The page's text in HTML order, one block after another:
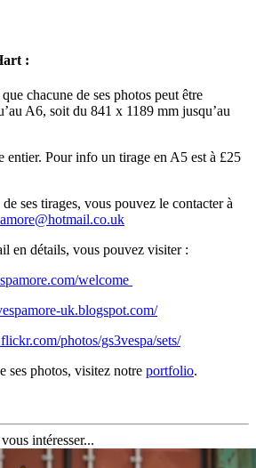
:
chacune de ses photos peut être
A6, soit du 841 x 1189 mm jusqu’au
entier. Pour info un tirage en A5 est à £25
ses tirages, vous pouvez le contacter à
en détails, vous pouvez visiter :
welcome
uk.blogspot.com/
photos/gs3vespa/sets/
ses photos, visitez notre portfolio.
intéresser...